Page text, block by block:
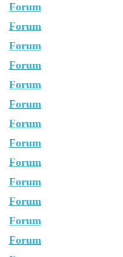
Forum
Forum
Forum
Forum
Forum
Forum
Forum
Forum
Forum
Forum
Forum
Forum
Forum